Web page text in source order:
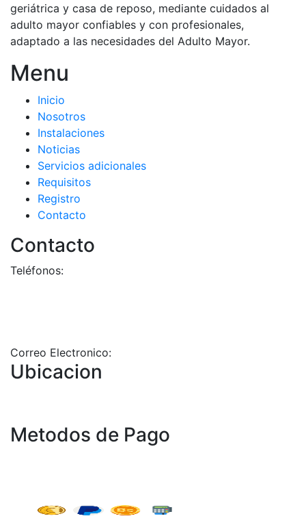
geriátrica y casa de reposo, mediante cuidados al
adulto mayor confiables y con profesionales,
adaptado a las necesidades del Adulto Mayor.
Menu
Inicio
Nosotros
Instalaciones
Noticias
Servicios adicionales
Requisitos
Registro
Contacto
Contacto
Teléfonos:
Correo Electronico:
Ubicacion
Metodos de Pago